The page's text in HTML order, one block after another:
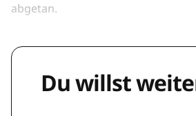
abgetan.
Du willst